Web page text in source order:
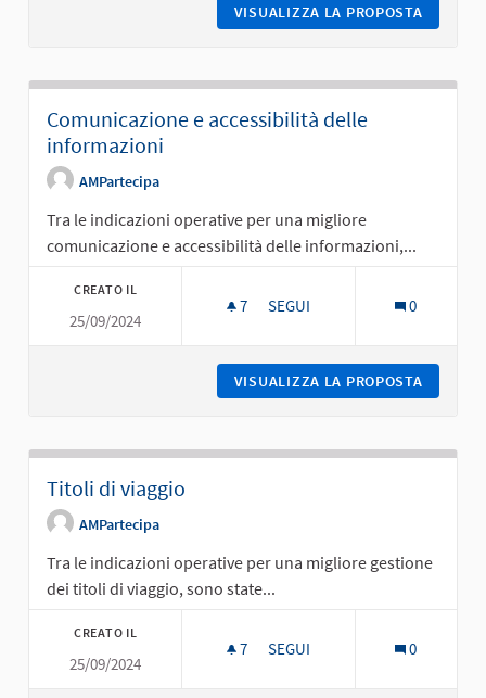
VISUALIZZA LA PROPOSTA
Comunicazione e accessibilità delle
informazioni
AMPartecipa
Tra le indicazioni operative per una migliore
comunicazione e accessibilità delle informazioni,...
CREATO IL
25/09/2024
7 7 SOSTENITORI
SEGUI 0
VISUALIZZA LA PROPOSTA
Titoli di viaggio
AMPartecipa
Tra le indicazioni operative per una migliore gestione
dei titoli di viaggio, sono state...
CREATO IL
25/09/2024
7 7 SOSTENITORI
SEGUI 0